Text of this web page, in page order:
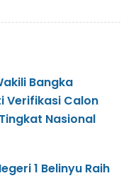
Bangka
Verifikasi Calon
Nasional
1 Belinyu Raih